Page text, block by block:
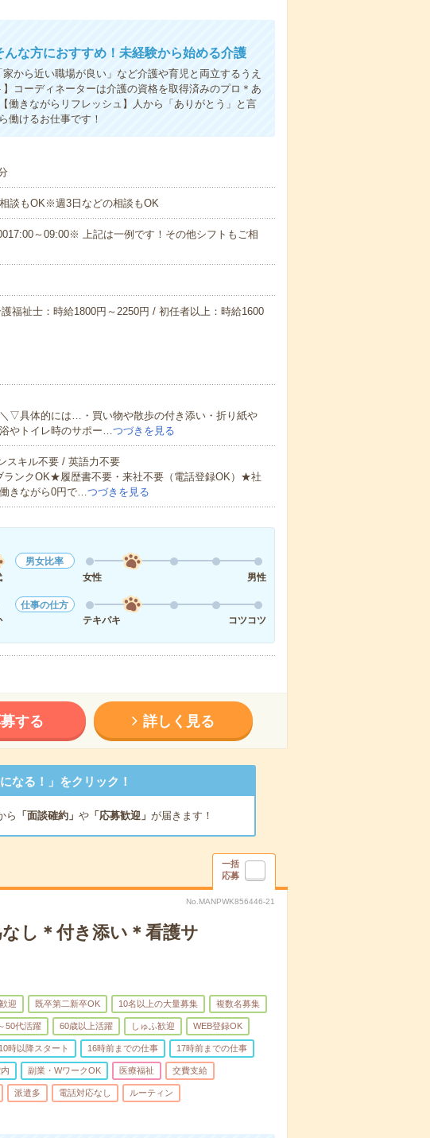
な方におすすめ！未経験から始める介護
から近い職場が良い」など介護や育児と両立するうえ
コーディネーターは介護の資格を取得済みのプロ＊あ
働きながらリフレッシュ】人から「ありがとう」と言
働けるお仕事です！
談もOK※週3日などの相談もOK
～09:00※ 上記は一例です！その他シフトもご相
福祉士：時給1800円～2250円 / 初任者以上：時給1600
▽具体的には…・買い物や散歩の付き添い・折り紙や
やトイレ時のサポー…つづきを見る
スキル不要 / 英語力不要
ンクOK★履歴書不要・来社不要（電話登録OK）★社
きながら0円で…つづきを見る
男女比率
女性
男性
仕事の仕方
テキパキ
コツコツ
する 詳しく見る
なる！」をクリック！
ら 「面談確約」 や「応募歓迎」 が届きます！
一括
応募
No.MANPWK856446-21
し＊付き添い＊看護サ
迎 既卒第二新卒OK 10名以上の大量募集 複数名募集
50代活躍 60歳以上活躍 しゅふ歓迎 WEB登録OK
時以降スタート 16時前までの仕事 17時前までの仕事
副業・WワークOK 医療福祉 交費支給
派遣多 電話対応なし ルーティン